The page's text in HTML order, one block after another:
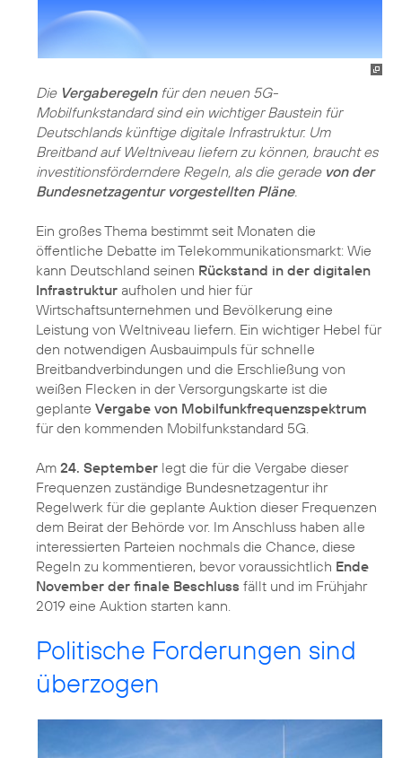
Die Vergaberegelnfür den neuen 5G-
Mobilfunkstandard sind ein wichtiger Baustein für
Deutschlands künftige digitale Infrastruktur. Um
Breitband auf Weltniveau liefern zu können, braucht es
investitionsförderndere Regeln, als die gerade von der
Bundesnetzagentur vorgestellten Pläne.
Ein großes Thema bestimmt seit Monaten die
öffentliche Debatte im Telekommunikationsmarkt: Wie
kann Deutschland seinen Rückstand in der digitalen
Infrastruktur aufholen und hier für
Wirtschaftsunternehmen und Bevölkerung eine
Leistung von Weltniveau liefern. Ein wichtiger Hebel für
den notwendigen Ausbauimpuls für schnelle
Breitbandverbindungen und die Erschließung von
weißen Flecken in der Versorgungskarte ist die
geplante Vergabe von Mobilfunkfrequenzspektrum
für den kommenden Mobilfunkstandard 5G.
Am 24. September legt die für die Vergabe dieser
Frequenzen zuständige Bundesnetzagentur ihr
Regelwerk für die geplante Auktion dieser Frequenzen
dem Beirat der Behörde vor. Im Anschluss haben alle
interessierten Parteien nochmals die Chance, diese
Regeln zu kommentieren, bevor voraussichtlich Ende
November der finale Beschluss fällt und im Frühjahr
2019 eine Auktion starten kann.
Politische Forderungen sind
überzogen